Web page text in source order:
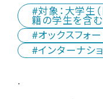
対象：大学生
籍の学生を含む
オックスフォ
インターナシ
.